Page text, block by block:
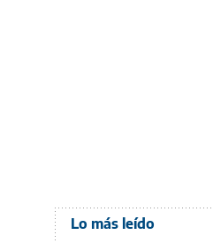
Lo más leído